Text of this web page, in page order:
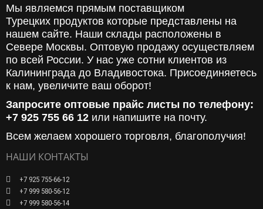
Мы являемся прямым поставщиком
Турецких продуктов которые представлены на
нашем сайте. Наши склады расположены в
Севере Москвы. Оптовую продажу осуществляем
по всей России. У нас уже сотни клиентов из
Калининграда до Владивостока. Присоединяетесь
к нам, увеличите ваш оборот!
Запросите оптовые прайс листы по телефону:
+7 925 755 66 12 или напишите на почту.
Всем желаем хорошего торговля, благополучия!
НАШИ КОНТАКТЫ
+7 925 755-66-12
+7 999 580-56-12
+7 999 580-56-14